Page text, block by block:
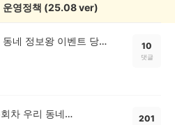
운영정책 (25.08 ver)
💰[당첨자 발표] 16회차 우리 동네 정보왕 이벤트 당첨자를 발표합니다! 10
댓글
💰최대 150,000캐시 증정! 5회차 우리 동네 정보왕 이벤트 201